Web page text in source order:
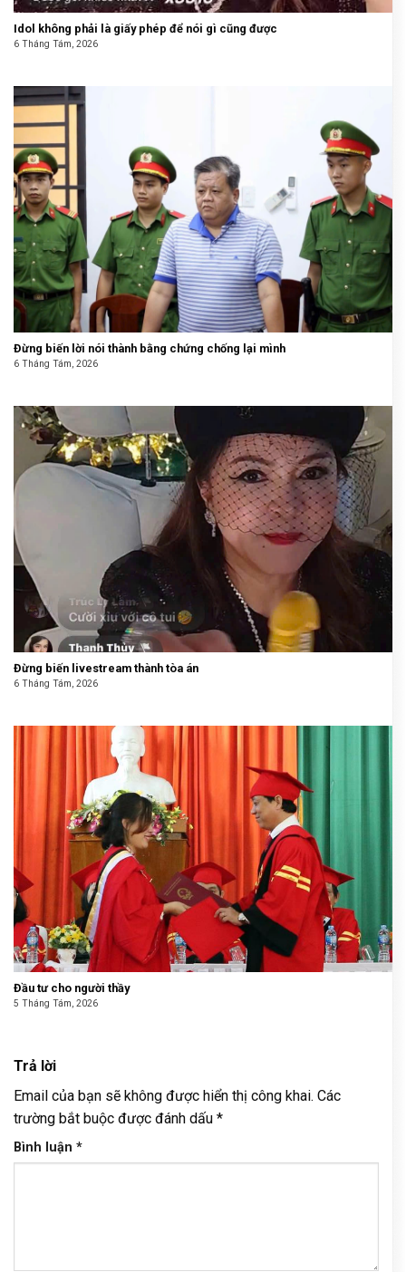
Idol không phải là giấy phép để nói gì cũng được
6 Tháng Tám, 2026
Đừng biến lời nói thành bằng chứng chống lại mình
6 Tháng Tám, 2026
Đừng biến livestream thành tòa án
6 Tháng Tám, 2026
Đầu tư cho người thầy
5 Tháng Tám, 2026
Trả lời
Email của bạn sẽ không được hiển thị công khai. Các
trường bắt buộc được đánh dấu *
Bình luận *